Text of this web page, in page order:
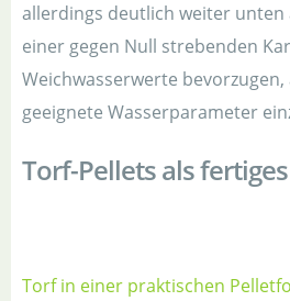
allerdings deutlich weiter unten
einer gegen Null strebenden
Weichwasserwerte
geeignete Wasserparameter
Torf-Pellets als
Torf in einer praktischen